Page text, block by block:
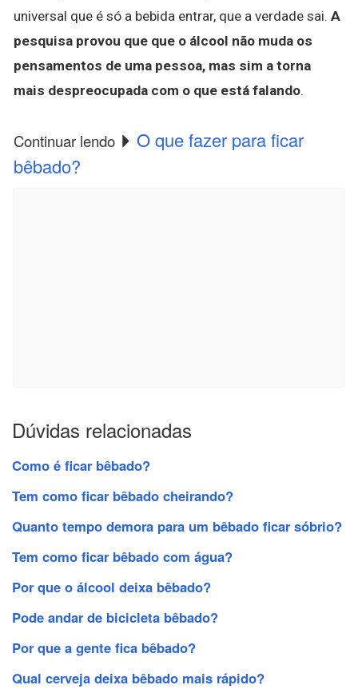
universal que é só a bebida entrar, que a verdade sai. A
pesquisa provou que que o álcool não muda os
pensamentos de uma pessoa, mas sim a torna
mais despreocupada com o que está falando.
Continuar lendo
O que fazer para ficar
bêbado?
Dúvidas relacionadas
Como é ficar bêbado?
Tem como ficar bêbado cheirando?
Quanto tempo demora para um bêbado ficar sóbrio?
Tem como ficar bêbado com água?
Por que o álcool deixa bêbado?
Pode andar de bicicleta bêbado?
Por que a gente fica bêbado?
Qual cerveja deixa bêbado mais rápido?